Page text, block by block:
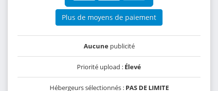
Plus de moyens de paiement
Aucunepublicité
Priorité upload : Élevé
Hébergeurs sélectionnés : PAS DE LIMITE